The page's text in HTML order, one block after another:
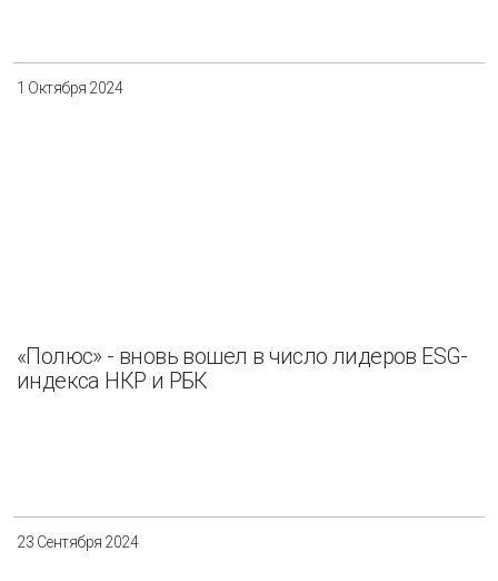
1 Октября 2024
«Полюс» - вновь вошел в число лидеров ESG-
индекса НКР и РБК
23 Сентября 2024